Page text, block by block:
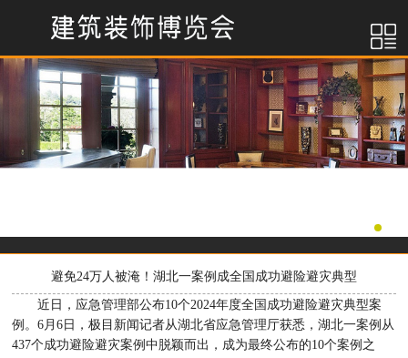
避免24万人被淹！湖北一案例成全国成功避险避灾典型
近日，应急管理部公布10个2024年度全国成功避险避灾典型案
例。6月6日，极目新闻记者从湖北省应急管理厅获悉，湖北一案例从
437个成功避险避灾案例中脱颖而出，成为最终公布的10个案例之